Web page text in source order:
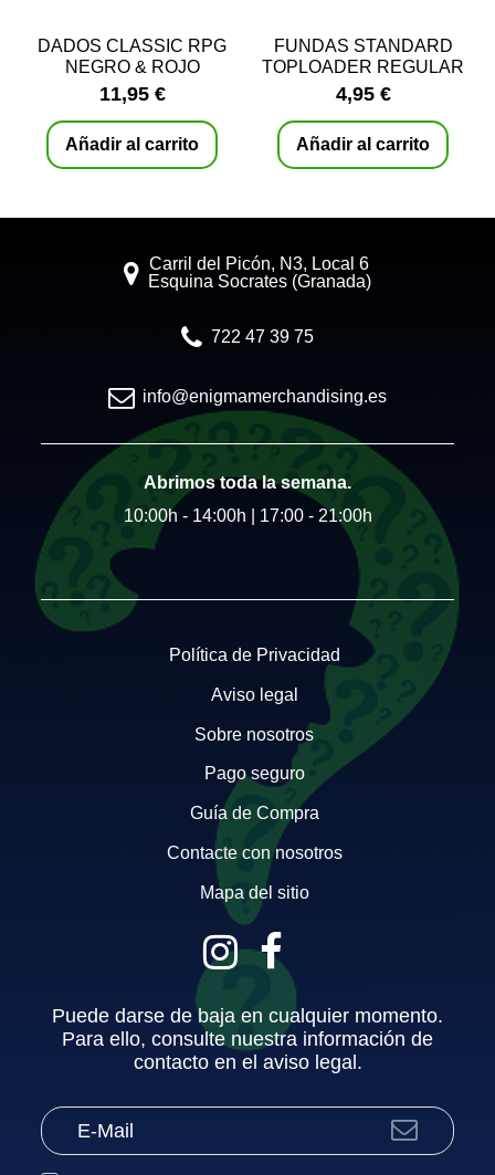
DADOS CLASSIC RPG
NEGRO & ROJO
11,95 €
Añadir al carrito
FUNDAS STANDARD
TOPLOADER REGULAR
(25 UNIDADES)
4,95 €
Añadir al carrito
Carril del Picón, N3, Local 6
Esquina Socrates (Granada)
722 47 39 75
info@enigmamerchandising.es
Abrimos toda la semana.
10:00h - 14:00h | 17:00 - 21:00h
Política de Privacidad
Aviso legal
Sobre nosotros
Pago seguro
Guía de Compra
Contacte con nosotros
Mapa del sitio
Puede darse de baja en cualquier momento.
Para ello, consulte nuestra información de
contacto en el aviso legal.